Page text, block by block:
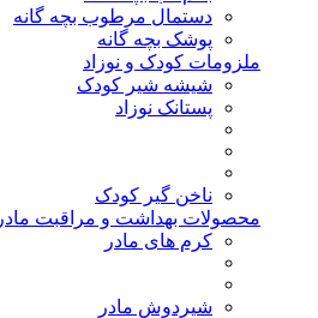
دستمال مرطوب بچه گانه
پوشک بچه گانه
ملزومات کودک و نوزاد
شیشه شیر کودک
پستانک نوزاد
ناخن گیر کودک
محصولات بهداشت و مراقبت مادر
کرم های مادر
شیردوش مادر